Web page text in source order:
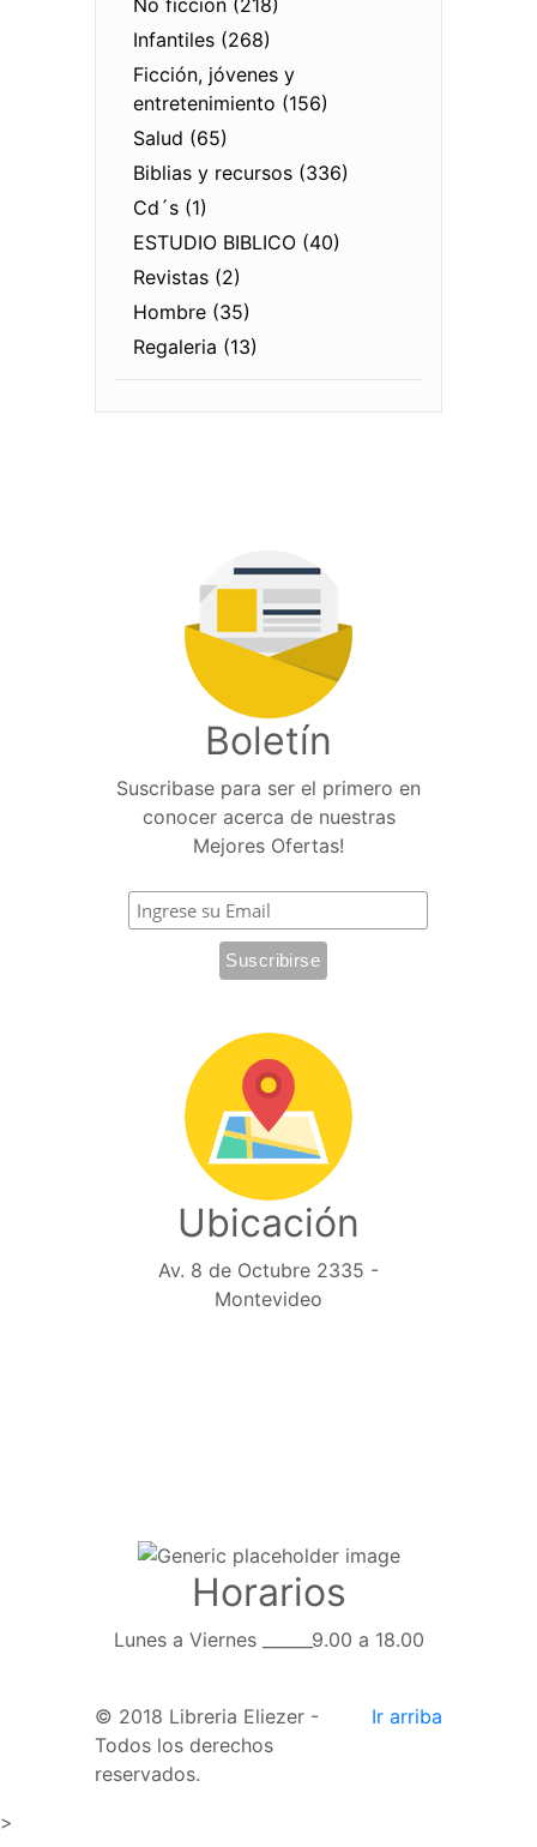
No ficción (218)
Infantiles (268)
Ficción, jóvenes y
entretenimiento (156)
Salud (65)
Biblias y recursos (336)
Cd´s (1)
ESTUDIO BIBLICO (40)
Revistas (2)
Hombre (35)
Regaleria (13)
Boletín
Suscribase para ser el primero en
conocer acerca de nuestras
Mejores Ofertas!
Ubicación
Av. 8 de Octubre 2335 -
Montevideo
Horarios
Lunes a Viernes ______9.00 a 18.00
Ir arriba
© 2018 Libreria Eliezer -
Todos los derechos
reservados.
>